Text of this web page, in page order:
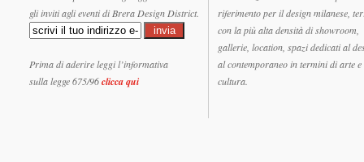
gli inviti agli eventi di Brera Design District.
Prima di aderire leggi l’informativa
sulla legge 675/96clicca qui
riferimento per il design milanese,
con la più alta densità di showroom,
gallerie, location, spazi dedicati al
al contemporaneo in termini di arte e
cultura.